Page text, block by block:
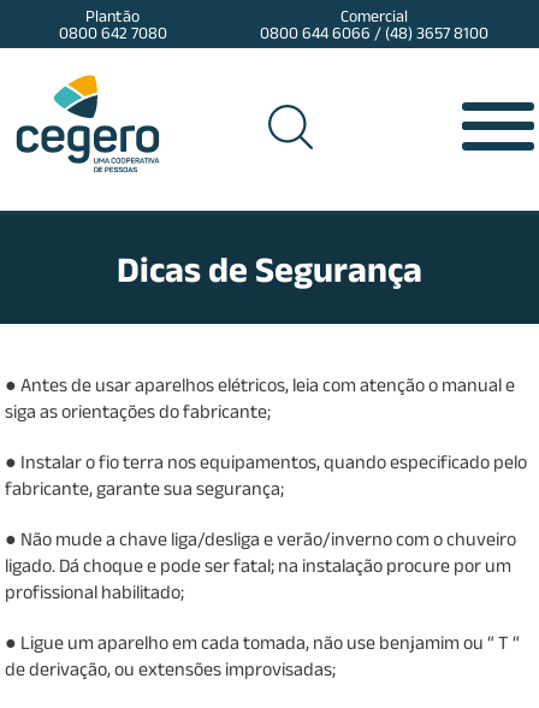
Plantão
0800 642 7080
Comercial
0800 644 6066 / (48) 3657 8100
Dicas de Segurança
● Antes de usar aparelhos elétricos, leia com atenção o manual e
siga as orientações do fabricante;
● Instalar o fio terra nos equipamentos, quando especificado pelo
fabricante, garante sua segurança;
● Não mude a chave liga/desliga e verão/inverno com o chuveiro
ligado. Dá choque e pode ser fatal; na instalação procure por um
profissional habilitado;
● Ligue um aparelho em cada tomada, não use benjamim ou “ T “
de derivação, ou extensões improvisadas;